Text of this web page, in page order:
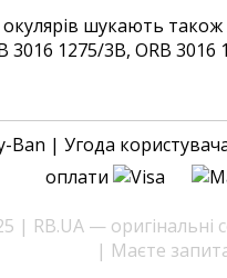
шукають також
3016 1275/3B, ORB 3016
Ban | Угода
оплати
| RB.UA — оригінальні
| Маєте